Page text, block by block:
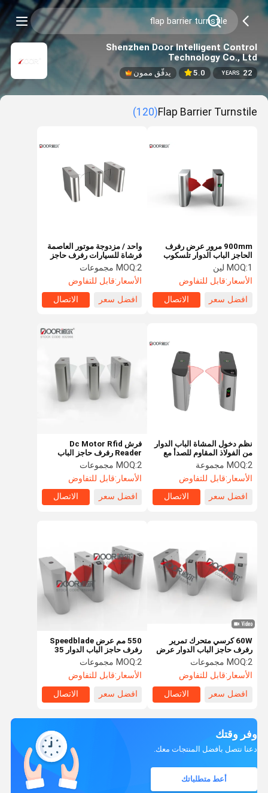
Shenzhen Door Intelligent Control
Technology Co., Ltd
22
YEARS
5.0 يدقّق ممون
Flap Barrier Turnstile
(120)
واحد / مزدوجة موتور العاصمة
فرشاة للسيارات رفرف حاجز
الباب الدوار
MOQ:2 مجموعات
الأسعار:قابل للتفاوض
افضل سعر
الاتصال
900mm مرور عرض رفرف
الحاجز الباب الدوار تلسكوب
واسع لين رفرف بوابة لمحطة
مترو الانفاق
MOQ:1 لين
الأسعار:قابل للتفاوض
افضل سعر
الاتصال
فرش Dc Motor Rfid
Reader رفرف حاجز الباب
الدوار ثنائي الاتجاه
MOQ:2 مجموعات
الأسعار:قابل للتفاوض
افضل سعر
الاتصال
نظم دخول المشاة الباب الدوار
من الفولاذ المقاوم للصدأ مع
رمز Ic بطاقة Qr
MOQ:2 مجموعة
الأسعار:قابل للتفاوض
افضل سعر
الاتصال
550 مم عرض Speedblade
رفرف حاجز الباب الدوار 35
شخص / دقيقة
MOQ:2 مجموعات
الأسعار:قابل للتفاوض
افضل سعر
الاتصال
60W كرسي متحرك تمرير
رفرف حاجز الباب الدوار عرض
900 مم
MOQ:2 مجموعات
الأسعار:قابل للتفاوض
افضل سعر
الاتصال
وفر وقتك
دعنا نتصل بأفضل المنتجات معك.
أعط متطلباتك